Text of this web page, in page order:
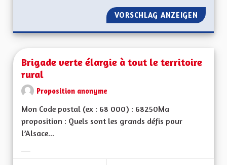
VORSCHLAG ANZEIGEN
Brigade verte élargie à tout le territoire
rural
Proposition anonyme
Mon Code postal (ex : 68 000) : 68250Ma
proposition : Quels sont les grands défis pour
l’Alsace...